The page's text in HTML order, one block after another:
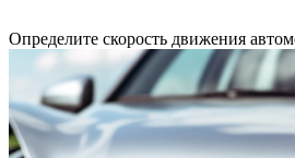
Определите скорость движения